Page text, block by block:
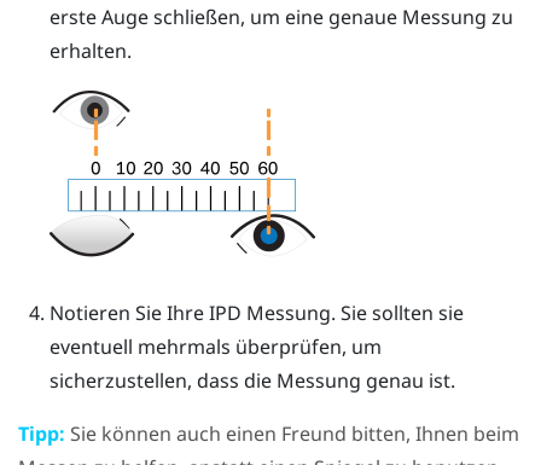
erste Auge schließen, um eine genaue Messung zu
erhalten.
Notieren Sie Ihre IPD Messung. Sie sollten sie
eventuell mehrmals überprüfen, um
sicherzustellen, dass die Messung genau ist.
Tipp: Sie können auch einen Freund bitten, Ihnen beim